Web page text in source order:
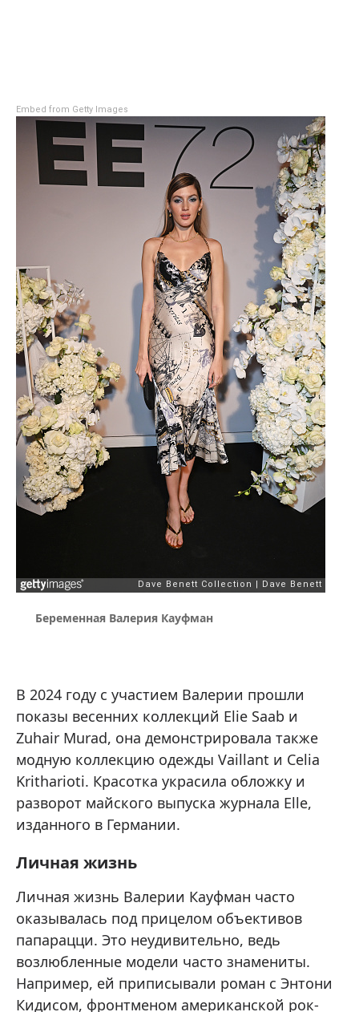
Embed from Getty Images
Беременная Валерия Кауфман
В 2024 году с участием Валерии прошли
показы весенних коллекций Elie Saab и
Zuhair Murad, она демонстрировала также
модную коллекцию одежды Vaillant и Celia
Kritharioti. Красотка украсила обложку и
разворот майского выпуска журнала Elle,
изданного в Германии.
Личная жизнь
Личная жизнь Валерии Кауфман часто
оказывалась под прицелом объективов
папарацци. Это неудивительно, ведь
возлюбленные модели часто знамениты.
Например, ей приписывали роман с Энтони
Кидисом, фронтменом американской рок-